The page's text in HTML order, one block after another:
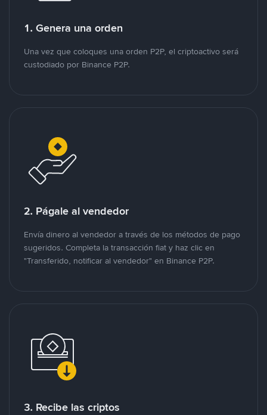
1. Genera una orden
Una vez que coloques una orden P2P, el criptoactivo será
custodiado por Binance P2P.
2. Págale al vendedor
Envía dinero al vendedor a través de los métodos de pago
sugeridos. Completa la transacción fiat y haz clic en
"Transferido, notificar al vendedor" en Binance P2P.
3. Recibe las criptos